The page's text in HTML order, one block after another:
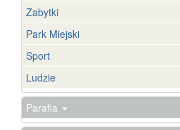
Zabytki
Park Miejski
Sport
Ludzie
Parafia